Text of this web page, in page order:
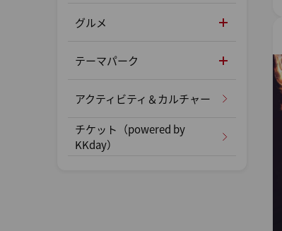
グルメ
テーマパーク
アクティビティ＆カルチャー
チケット（powered by
KKday）